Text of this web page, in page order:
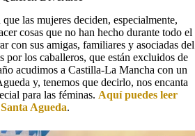
que las mujeres deciden, especialmente,
cosas que no han hecho durante todo el
con sus amigas, familiares y asociadas del
por los caballeros, que están excluidos de
acudimos a Castilla-La Mancha con un
y, tenemos que decirlo, nos encanta
para las féminas. Aquí puedes leer
Agueda.